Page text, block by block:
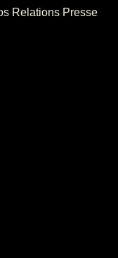
Relations Presse